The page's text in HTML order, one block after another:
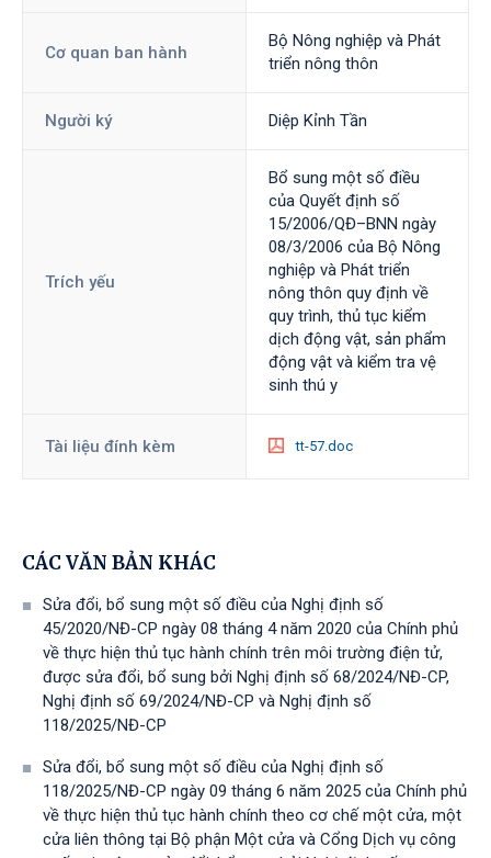
Cơ quan ban hành
Bộ Nông nghiệp và Phát
triển nông thôn
Người ký Diệp Kỉnh Tần
Trích yếu
Bổ sung một số điều
của Quyết định số
15/2006/QĐ–BNN ngày
08/3/2006 của Bộ Nông
nghiệp và Phát triển
nông thôn quy định về
quy trình, thủ tục kiểm
dịch động vật, sản phẩm
động vật và kiểm tra vệ
sinh thú y
Tài liệu đính kèm tt-57.doc
CÁC VĂN BẢN KHÁC
Sửa đổi, bổ sung một số điều của Nghị định số
45/2020/NĐ-CP ngày 08 tháng 4 năm 2020 của Chính phủ
về thực hiện thủ tục hành chính trên môi trường điện tử,
được sửa đổi, bổ sung bởi Nghị định số 68/2024/NĐ-CP,
Nghị định số 69/2024/NĐ-CP và Nghị định số
118/2025/NĐ-СР
Sửa đổi, bổ sung một số điều của Nghị định số
118/2025/NĐ-CP ngày 09 tháng 6 năm 2025 của Chính phủ
về thực hiện thủ tục hành chính theo cơ chế một cửa, một
cửa liên thông tại Bộ phận Một cửa và Cổng Dịch vụ công